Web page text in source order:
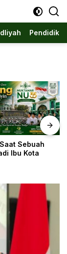
Kasar,
Peradaban:
Jawi dan